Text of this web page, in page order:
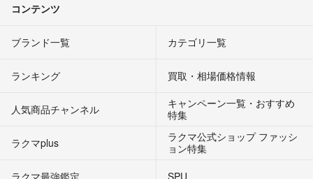
コンテンツ
ブランド一覧 カテゴリ一覧
ランキング 買取・相場価格情報
人気商品チャンネル
キャンペーン一覧・おすすめ
特集
ラクマplus
ラクマ公式ショップ ファッシ
ョン特集
ラクマ最強鑑定
SPU